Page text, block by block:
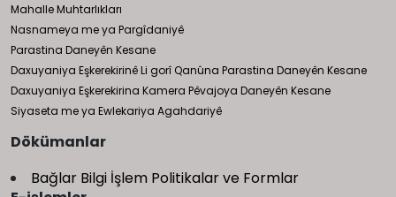
Mahalle Muhtarlıkları
Nasnameya me ya Pargîdaniyê
Parastina Daneyên Kesane
Daxuyaniya Eşkerekirinê Li gorî Qanûna Parastina Daneyên Kesane
Daxuyaniya Eşkerekirina Kamera Pêvajoya Daneyên Kesane
Siyaseta me ya Ewlekariya Agahdariyê
Dökümanlar
Bağlar Bilgi İşlem Politikalar ve Formlar